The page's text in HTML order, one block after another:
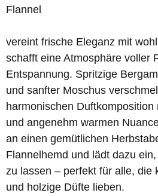
Flannel
vereint frische Eleganz mit
schafft eine Atmosphäre voller
Entspannung. Spritzige
und sanfter Moschus
harmonischen
und angenehm warmen
an einen gemütlichen
Flannelhemd und lädt dazu
zu lassen – perfekt für alle, die
und holzige Düfte lieben.